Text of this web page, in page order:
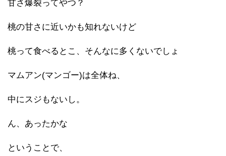
甘さ爆裂ってやつ？
桃の甘さに近いかも知れないけど
桃って食べるとこ、そんなに多くないでしょ
マムアン(マンゴー)は全体ね、
中にスジもないし。
ん、あったかな
ということで、